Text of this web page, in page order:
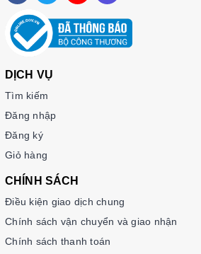
DỊCH VỤ
Tìm kiếm
Đăng nhập
Đăng ký
Giỏ hàng
CHÍNH SÁCH
Điều kiện giao dịch chung
Chính sách vận chuyển và giao nhận
Chính sách thanh toán